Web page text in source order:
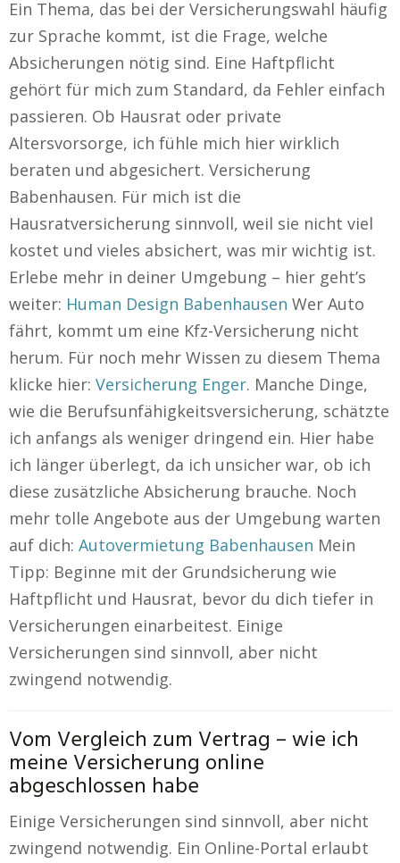
Ein Thema, das bei der Versicherungswahl häufig
zur Sprache kommt, ist die Frage, welche
Absicherungen nötig sind. Eine Haftpflicht
gehört für mich zum Standard, da Fehler einfach
passieren. Ob Hausrat oder private
Altersvorsorge, ich fühle mich hier wirklich
beraten und abgesichert. Versicherung
Babenhausen. Für mich ist die
Hausratversicherung sinnvoll, weil sie nicht viel
kostet und vieles absichert, was mir wichtig ist.
Erlebe mehr in deiner Umgebung – hier geht’s
weiter: Human Design Babenhausen Wer Auto
fährt, kommt um eine Kfz-Versicherung nicht
herum. Für noch mehr Wissen zu diesem Thema
klicke hier: Versicherung Enger. Manche Dinge,
wie die Berufsunfähigkeitsversicherung, schätzte
ich anfangs als weniger dringend ein. Hier habe
ich länger überlegt, da ich unsicher war, ob ich
diese zusätzliche Absicherung brauche. Noch
mehr tolle Angebote aus der Umgebung warten
auf dich: Autovermietung Babenhausen Mein
Tipp: Beginne mit der Grundsicherung wie
Haftpflicht und Hausrat, bevor du dich tiefer in
Versicherungen einarbeitest. Einige
Versicherungen sind sinnvoll, aber nicht
zwingend notwendig.
Vom Vergleich zum Vertrag – wie ich
meine Versicherung online
abgeschlossen habe
Einige Versicherungen sind sinnvoll, aber nicht
zwingend notwendig. Ein Online-Portal erlaubt